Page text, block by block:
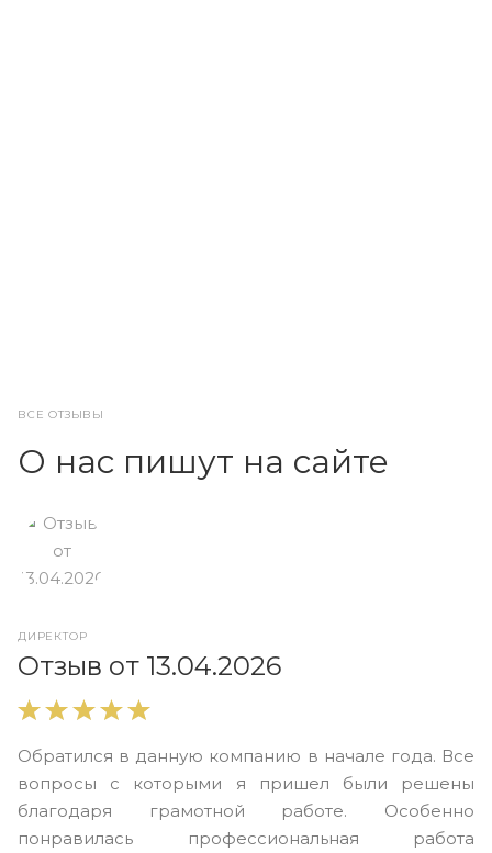
ВСЕ ОТЗЫВЫ
О нас пишут на сайте
ДИРЕКТОР
Отзыв от 13.04.2026
Обратился в данную компанию в начале года. Все
вопросы с которыми я пришел были решены
благодаря грамотной работе. Особенно
понравилась профессиональная работа